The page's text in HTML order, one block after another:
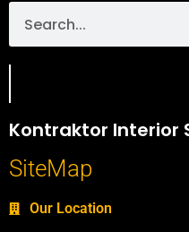
Kontraktor Interior
SiteMap
Our Location